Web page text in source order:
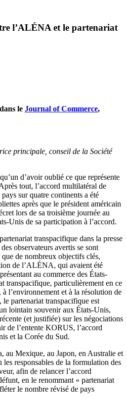
l’ALÉNA et le partenariat
le Journal of Commerce,
principale, conseil de la Société
d’avoir oublié ce que représente
tout, l’accord multilatéral de
sur quatre continents a été
après que le président américain
lors de sa troisième journée au
Unis de sa participation à l’accord.
transpacifique dans la presse
observateurs avertis se sont
de nombreux objectifs clés,
de l’ALÉNA, qui avaient été
au commerce des États-
transpacifique, particulièrement en ce
l’environnement et à la résolution de
partenariat transpacifique est
lointain souvenir aux États-Unis,
(et justifiée) sur les négociations
de l’entente KORUS, l’accord
et la Corée du Sud.
au Mexique, au Japon, en Australie et
les responsables de la formulation des
afin de relancer l’accord
en le renommant « partenariat
le nombre révisé de pays